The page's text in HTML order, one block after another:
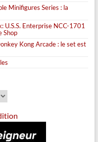
Minifigures Series : la
U.S.S. Enterprise NCC-1701
Shop
Kong Arcade : le set est